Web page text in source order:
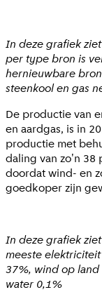
In deze grafiek
per type bron is
hernieuwbare
steenkool en gas
De productie van
en aardgas, is in
productie met
daling van zo'n 38
doordat wind- en
goedkoper zijn
In deze grafiek
meeste
37%, wind op land
water 0,1%